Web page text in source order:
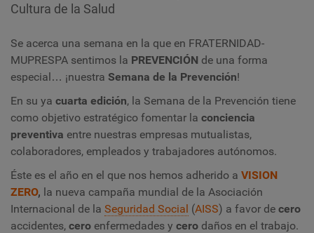
Cultura de la Salud
Se acerca una semana en la que en FRATERNIDAD-
MUPRESPA sentimos la PREVENCIÓN de una forma
especial… ¡nuestra Semana de la Prevención!
En su ya cuarta edición, la Semana de la Prevención tiene
como objetivo estratégico fomentar la conciencia
preventiva entre nuestras empresas mutualistas,
colaboradores, empleados y trabajadores autónomos.
Éste es el año en el que nos hemos adherido a VISION
ZERO, la nueva campaña mundial de la Asociación
Internacional de la Seguridad Social (AISS) a favor de cero
accidentes, cero enfermedades y cero daños en el trabajo.